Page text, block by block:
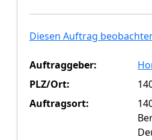
Diesen Auftrag
Auftraggeber:
PLZ/Ort:
Auftragsort: